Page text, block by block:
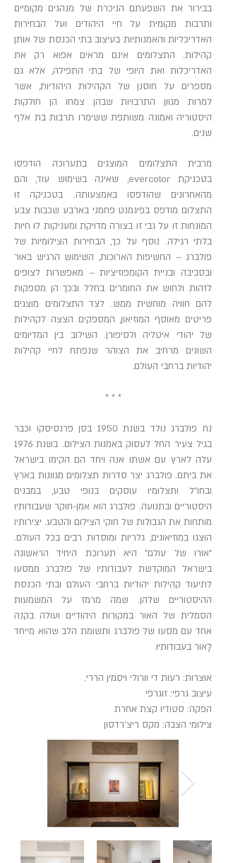
בבירור את השפעתם הניכרת של מנהגים מקומיים
ותרבות מקומית על חיי היהודים ועל הבחירות
האדריכליות והאמנותיות בעיצוב בתי הכנסת של אותן
קהילות. התצלומים אינם מראים אפוא רק את
האדריכלות ואת היופי של בתי התפילה, אלא גם
מספרים על חוסנן של הקהילות היהודיות, אשר
למרות מגוון התרבויות שבהן צמחו הן חולקות
היסטוריה ואמונה משותפת ששימרו תרבות בת אלף
שנים.
מרבית התצלומים המוצגים בתערוכה הודפסו
בטכניקת evercolor, שאינה בשימוש עוד, והם
מהאחרונים שהודפסו באמצעותה. בטכניקה זו
התצלום מודפס בפיגמנט פחמני בארבע שכבות צבע
המונחות זו על גבי זו בצורה מדויקת ומעניקות לו חיות
בלתי רגילה. נוסף על כך, הבחירות הצילומיות של
פולברג – החשיפות הארוכות, השימוש הרגיש באור
ובסביבה ובניית הקומפוזיציות – מאפשרות לצופים
לזהות ולחוש את החומרים בחלל ובכך הן מספקות
להם חוויה מוחשית ממש. לצד התצלומים מוצגים
פריטים מאוסף המוזיאון, המספקים הצצה לקהילות
של יהודי איטליה ולסיפורן. השילוב בין המדיומים
השונים מרחיב את הצוהר שנפתח לחיי קהילות
יהודיות ברחבי העולם.
* * *
נח פולברג נולד בשנת 1950 בסן פרנסיסקו וכבר
בגיל צעיר החל לעסוק באמנות הצילום. בשנת 1976
עלה לארץ עם אשתו אנה ויחד הם הקימו בישראל
את ביתם. פולברג יצר סדרות תצלומים מגוונות בארץ
ובחו"ל ותצלומיו עוסקים בנופי טבע, במבנים
היסטוריים ובתנועה. פולברג הוא אמן-חוקר שעבודותיו
מותחות את הגבולות של חוקי הצילום והטבע. יצירותיו
הוצגו במוזיאונים, גלריות ומוסדות רבים בכל העולם.
"אורו של עולם" היא תערוכת היחיד הראשונה
בישראל המוקדשת לעבודותיו של פולברג ממסעו
לתיעוד קהילות יהודיות ברחבי העולם ובתי הכנסת
ההיסטוריים שלהן. שמה מרמז על המשמעות
הסמלית של האור במקורות היהודיים ועולה בקנה
אחד עם מסעו של פולברג ותשומת הלב שהוא מייחד
לָאור בעבודותיו.
אוצרות: רעות די וורולי ויסמין הררי.
עיצוב גרפי: זוגרפי
הפקה: סטודיו קצת אחרת
צילומי הצבה: מקס ריצ'רדסון